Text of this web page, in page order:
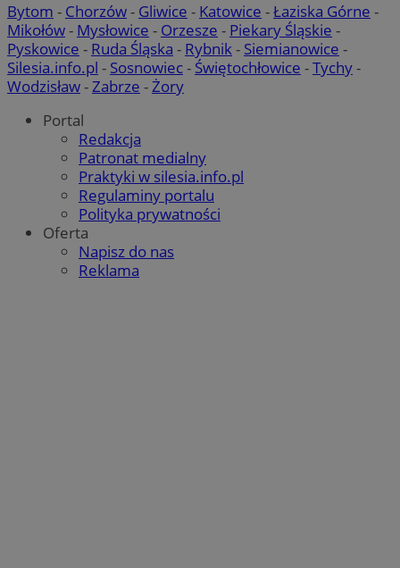
Bytom - Chorzów- Gliwice - Katowice -Łaziska Górne -
Mikołów- Mysłowice - Orzesze - Piekary Śląskie -
Pyskowice - Ruda Śląska - Rybnik- Siemianowice -
Silesia.info.pl - Sosnowiec- Świętochłowice -Tychy-
Wodzisław-Zabrze -Żory
Portal
Redakcja
Patronat medialny
Praktyki w silesia.info.pl
Regulaminy portalu
Polityka prywatności
Oferta
Napisz do nas
Reklama